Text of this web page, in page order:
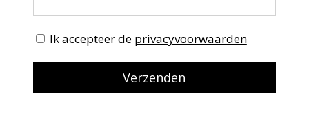
Ik accepteer de privacyvoorwaarden